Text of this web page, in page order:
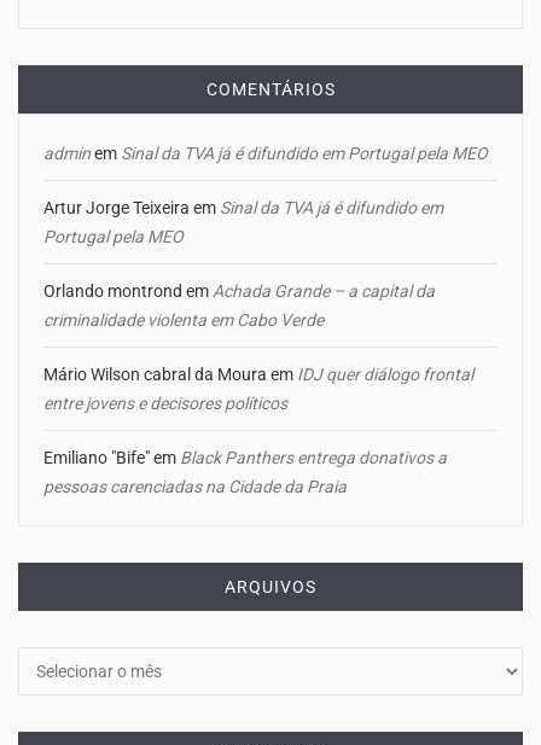
COMENTÁRIOS
adminem Sinal da TVA já é difundido em Portugal pela MEO
Artur Jorge Teixeira em Sinal da TVA já é difundido em
Portugal pela MEO
Orlando montrond em Achada Grande – a capital da
criminalidade violenta em Cabo Verde
Mário Wilson cabral da Moura em IDJ quer diálogo frontal
entre jovens e decisores políticos
Emiliano "Bife"em Black Panthers entrega donativos a
pessoas carenciadas na Cidade da Praia
ARQUIVOS